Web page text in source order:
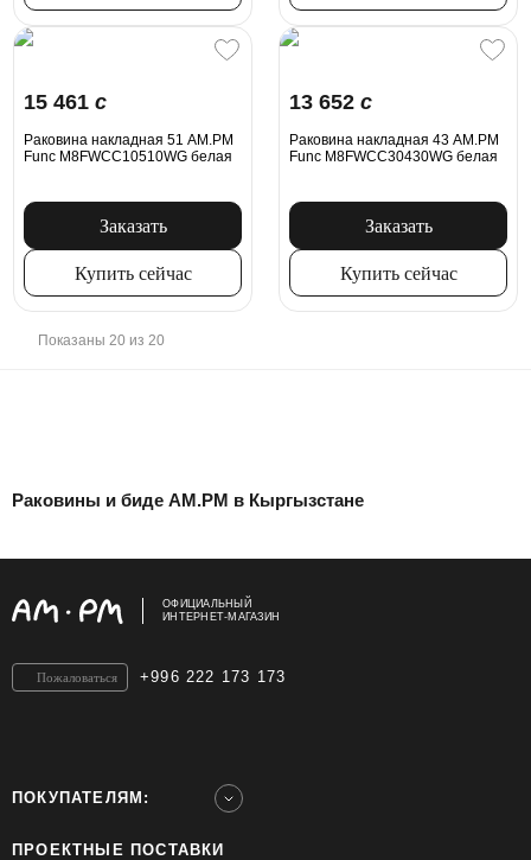
15 461 c
Раковина накладная 51 AM.PM
Func M8FWCC10510WG белая
Заказать
Купить сейчас
13 652 c
Раковина накладная 43 AM.PM
Func M8FWCC30430WG белая
Заказать
Купить сейчас
Показаны 20 из 20
Раковины и биде AM.PM в Кыргызстане
ОФИЦИАЛЬНЫЙ
ИНТЕРНЕТ-МАГАЗИН
+996 222 173 173
Пожаловаться
ПОКУПАТЕЛЯМ:
ПРОЕКТНЫЕ ПОСТАВКИ